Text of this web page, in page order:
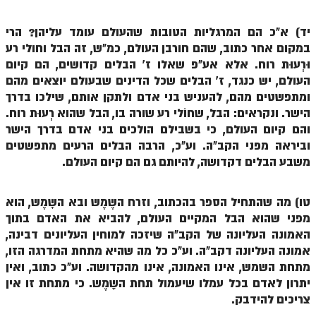
הזוהר הקדוש שמות מתחילים
הזוהר הקדוש שמות מתקדמים
הזוהר הקדוש וארא מתחילים
הזוהר הקדוש וארא מתקדמים
הזוהר הקדוש בא מתחילים
הזוהר הקדוש בא מתקדמים
הזוהר הקדוש בשלח מתקדמים
הזוהר הקדוש יתרו מתחילים
הזוהר הקדוש יתרו מתקדמים
משפטים מתחילים
יד) א"כ הם המרגליות הטובות שהעולם עומד עליהן? הרי
במקום אחר כתוב, שהם חורבן העולם, כמ"ש, זה הבל וחולי רע
וּרְעוּת רוח. אלא אע"פ שאלו ז' הבלים קדושים, הם קיום
העולם, יש כנגד, ז' הבלים שכל הדינים שבעולם יוצאים מהם
ומתפשטים מהם, להעניש בני אדם ולתקן אותם, שילכו בדרך
הישר. ונקראים: הבל, שחוֹלי רע שורה בו, הבל שהוא רְעוּת רוח.
והם קיום העולם, כי בשבילם הולכים בני אדם בדרך הישר
וביראה מפני הקב"ה. וע"כ, הרבה הבלים הרעים מתפשטים
משבע הבלים דקדושה, להיותם גם הם קיום העולם.
טו) מה שהתחיל הספר בהכתוב, וזרח השֶמֶש ובא השָמֶש, הוא
מפני שהוא הבל המקיים העולם, להביא את האדם בתוך
האמונה העליונה של הקב"ה שיזכה למוחין העליונים דבינה,
אמונה העליונה דקב"ה. וע"כ כל מה שהיא מתחת המדרגה הזו,
מתחת השמש, אינו האמונה, אינו מהקדושה. וע"כ כתוב, ואין
יתרון לאדם בכל עמלו שיעמול תחת השָמֶש. כי מתחת זו אין
צריכים להידבק.